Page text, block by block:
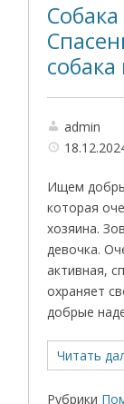
admin
Ищем
которая
хозяина.
девочка.
активная,
охраняет
добрые
Читать
Рубрики